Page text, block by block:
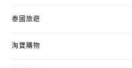
泰國旅遊
淘寶購物